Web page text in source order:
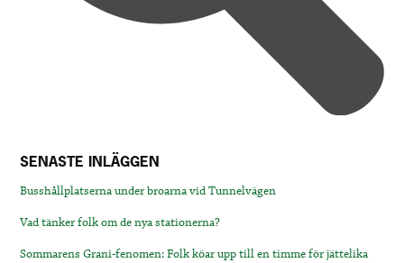
SENASTE INLÄGGEN
Busshållplatserna under broarna vid Tunnelvägen
Vad tänker folk om de nya stationerna?
Sommarens Grani-fenomen: Folk köar upp till en timme för jättelika